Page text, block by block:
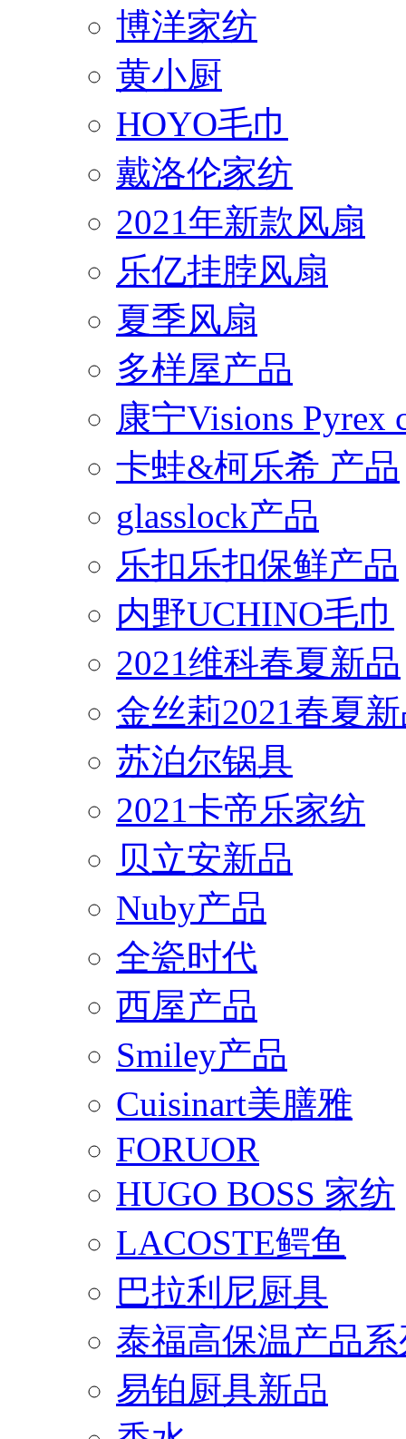
博洋家纺
黄小厨
HOYO毛巾
戴洛伦家纺
2021年新款风扇
乐亿挂脖风扇
夏季风扇
多样屋产品
康宁Visions Pyrex
卡蛙&柯乐希 产品
glasslock产品
乐扣乐扣保鲜产品
内野UCHINO毛巾
2021维科春夏新品
金丝莉2021春夏
苏泊尔锅具
2021卡帝乐家纺
贝立安新品
Nuby产品
全瓷时代
西屋产品
Smiley产品
Cuisinart美膳雅
FORUOR
HUGO BOSS 家纺
LACOSTE鳄鱼
巴拉利尼厨具
泰福高保温产品
易铂厨具新品